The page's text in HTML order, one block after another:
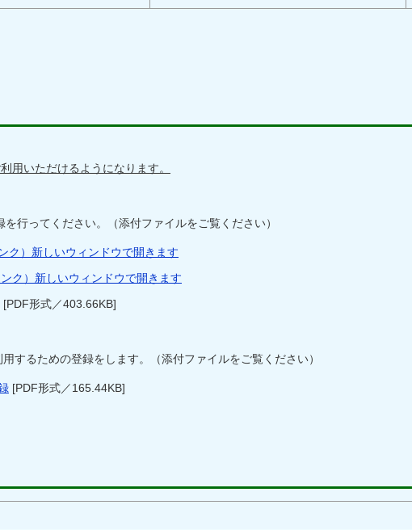
用いただけるようになります。
行ってください。（添付ファイルをご覧ください）
ク）新しいウィンドウで開きます
ク）新しいウィンドウで開きます
[PDF形式／403.66KB]
するための登録をします。（添付ファイルをご覧ください）
[PDF形式／165.44KB]